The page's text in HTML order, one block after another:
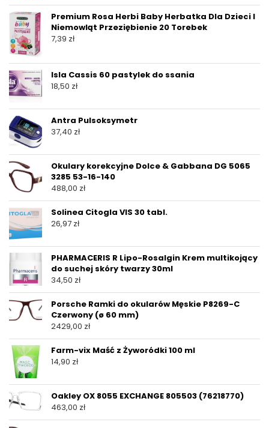
Premium Rosa Herbi Baby Herbatka Dla Dzieci I
Niemowląt Przeziębienie 20 Torebek
7,39 zł
Isla Cassis 60 pastylek do ssania
18,50 zł
Antra Pulsoksymetr
37,40 zł
Okulary korekcyjne Dolce & Gabbana DG 5065
3285 53-16-140
488,00 zł
Solinea Citogla VIS 30 tabl.
26,97 zł
PHARMACERIS R Lipo-Rosalgin Krem multikojący
do suchej skóry twarzy 30ml
34,50 zł
Porsche Ramki do okularów Męskie P8269-C
Czerwony (ø 60 mm)
2429,00 zł
Farm-vix Maść z Żyworódki 100 ml
14,90 zł
Oakley OX 8055 EXCHANGE 805503 (76218770)
463,00 zł